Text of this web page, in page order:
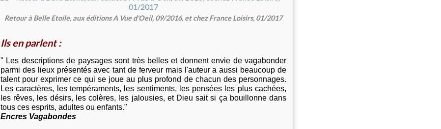
Retour à Belle Etoile, aux éditions A Vue d'Oeil, 09/2016, et chez France Loisirs, 01/2017
Ils en parlent :
" Les descriptions de paysages sont très belles et donnent envie de vagabonder
parmi des lieux présentés avec tant de ferveur mais l'auteur a aussi beaucoup de
talent pour exprimer ce qui se joue au plus profond de chacun des personnages.
Les caractères, les tempéraments, les sentiments, les pensées les plus cachées,
les rêves, les désirs, les colères, les jalousies, et Dieu sait si ça bouillonne dans
tous ces esprits, adultes ou enfants."
Encres Vagabondes